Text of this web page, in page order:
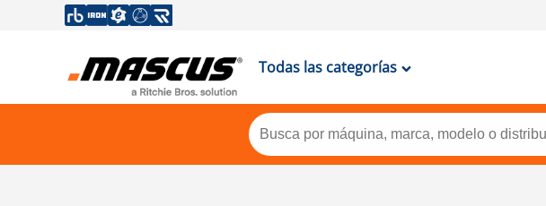
Todas las categorías